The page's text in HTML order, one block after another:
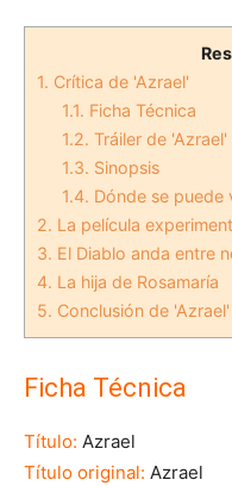
1. Crítica de 'Azrael'
1.1. Ficha Técnica
1.2. Tráiler de 'Azrael'
1.3. Sinopsis
1.4. Dónde se puede
2. La película
3. El Diablo anda entre
4. La hija de Rosamaría
5. Conclusión de 'Azrael'
Ficha Técnica
Título: Azrael
Título original: Azrael